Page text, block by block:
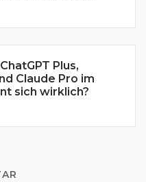
Plus,
Claude Pro im
sich wirklich?